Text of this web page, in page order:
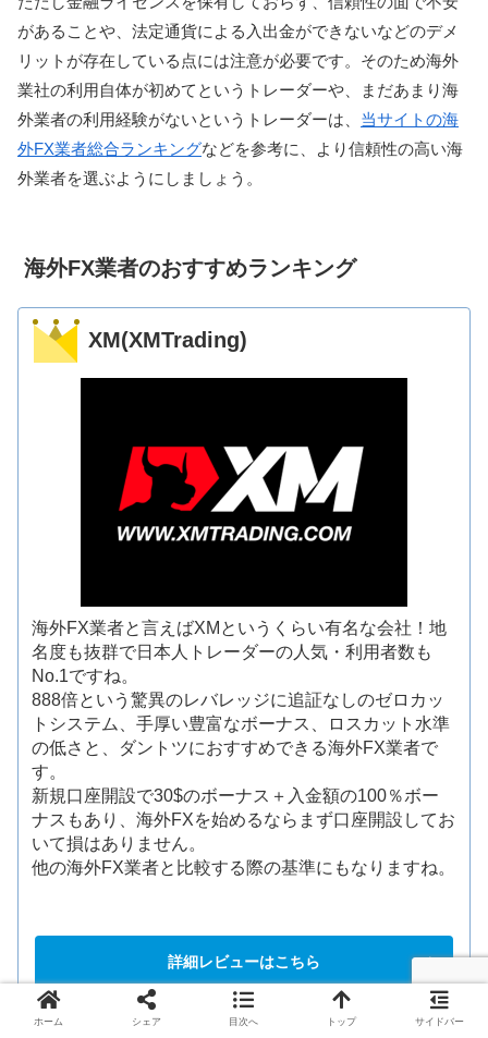
があることや、法定通貨による入出金ができないなどのデメ
リットが存在している点には注意が必要です。そのため海外
業社の利用自体が初めてというトレーダーや、まだあまり海
外業者の利用経験がないというトレーダーは、 当サイトの海
外FX業者総合ランキングなどを参考に、より信頼性の高い海
外業者を選ぶようにしましょう。
海外FX業者のおすすめランキング
XM(XMTrading)
海外FX業者と言えばXMというくらい有名な会社！地
名度も抜群で日本人トレーダーの人気・利用者数も
No.1ですね。
888倍という驚異のレバレッジに追証なしのゼロカッ
トシステム、手厚い豊富なボーナス、ロスカット水準
の低さと、ダントツにおすすめできる海外FX業者で
す。
新規口座開設で30$のボーナス＋入金額の100％ボー
ナスもあり、海外FXを始めるならまず口座開設してお
いて損はありません。
他の海外FX業者と比較する際の基準にもなりますね。
詳細レビューはこちら
ホーム シェア 目次へ トップ サイドバー